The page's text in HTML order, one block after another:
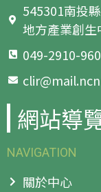
545301南投
地方產業創生
049-2910-
網站導
NAVIGATION
關於中心